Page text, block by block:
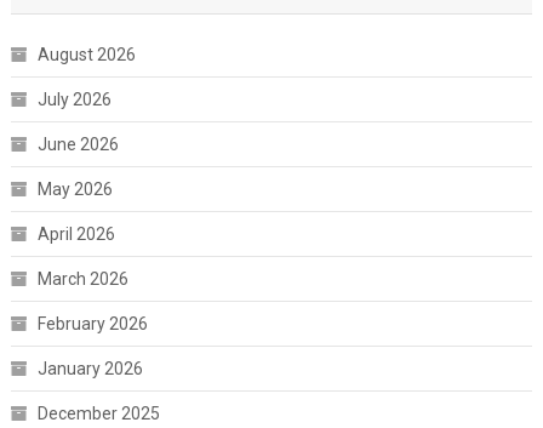
August 2026
July 2026
June 2026
May 2026
April 2026
March 2026
February 2026
January 2026
December 2025